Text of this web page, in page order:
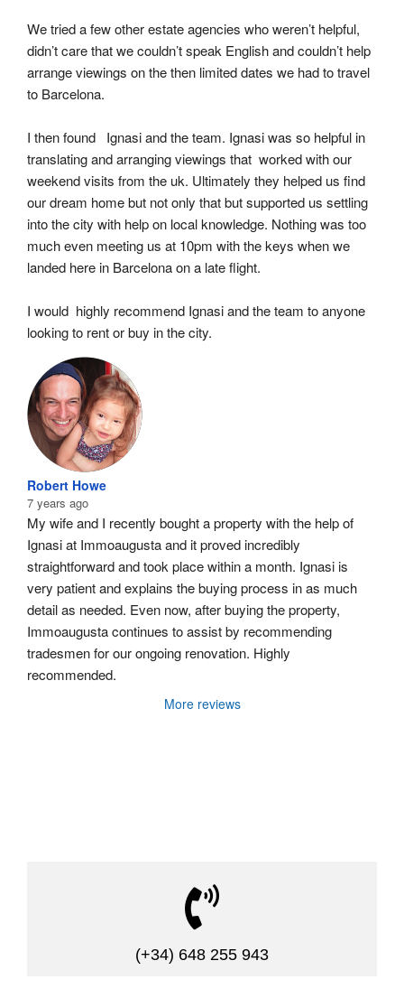
We tried a few other estate agencies who weren’t helpful,
didn’t care that we couldn’t speak English and couldn’t help
arrange viewings on the then limited dates we had to travel
to Barcelona.
I then found   Ignasi and the team. Ignasi was so helpful in
translating and arranging viewings that  worked with our
weekend visits from the uk. Ultimately they helped us find
our dream home but not only that but supported us settling
into the city with help on local knowledge. Nothing was too
much even meeting us at 10pm with the keys when we
landed here in Barcelona on a late flight.
I would  highly recommend Ignasi and the team to anyone
looking to rent or buy in the city.
Robert Howe
7 years ago
My wife and I recently bought a property with the help of
Ignasi at Immoaugusta and it proved incredibly
straightforward and took place within a month. Ignasi is
very patient and explains the buying process in as much
detail as needed. Even now, after buying the property,
Immoaugusta continues to assist by recommending
tradesmen for our ongoing renovation. Highly
recommended.
More reviews

(+34) 648 255 943